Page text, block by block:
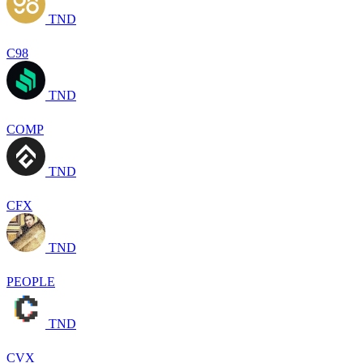
TND
C98
TND
COMP
TND
CFX
TND
PEOPLE
TND
CVX